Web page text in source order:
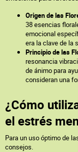
Origen de las
38 esencias
emocional
era la clave de la
Principio de las
resonancia
de ánimo para
consideran una
¿Cómo
el estrés
Para un uso óptimo de
consejos.